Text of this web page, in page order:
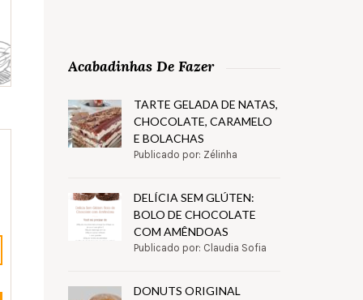
Acabadinhas De Fazer
TARTE GELADA DE NATAS,
CHOCOLATE, CARAMELO
E BOLACHAS
Publicado por: Zélinha
DELÍCIA SEM GLÚTEN:
BOLO DE CHOCOLATE
COM AMÊNDOAS
Publicado por: Claudia Sofia
DONUTS ORIGINAL